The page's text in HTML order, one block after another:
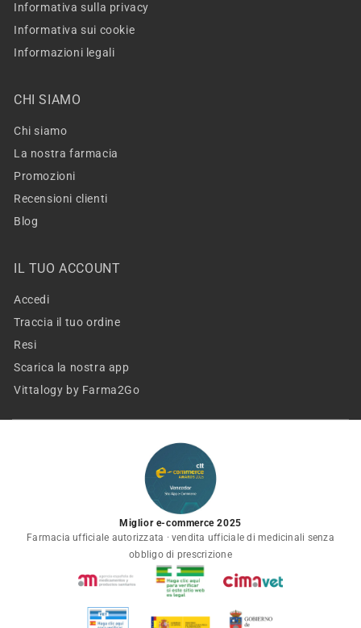
Informativa sulla privacy
Informativa sui cookie
Informazioni legali
CHI SIAMO
Chi siamo
La nostra farmacia
Promozioni
Recensioni clienti
Blog
IL TUO ACCOUNT
Accedi
Traccia il tuo ordine
Resi
Scarica la nostra app
Vittalogy by Farma2Go
Miglior e-commerce 2025
Farmacia ufficiale autorizzata · vendita ufficiale di medicinali senza
obbligo di prescrizione